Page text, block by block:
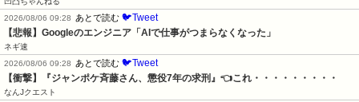
2026/08/06 09:28
あとで読む 🐦Tweet
【悲報】Googleのエンジニア「AIで仕事がつまらなくなった」
ネギ速
2026/08/06 09:28
あとで読む 🐦Tweet
【衝撃】『ジャンポケ斉藤さん、懲役7年の求刑』👈これ・・・・・・・・・
なんJクエスト